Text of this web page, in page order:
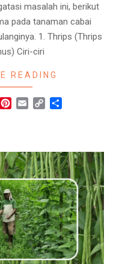
masalah ini, berikut
pada tanaman cabai
1. Thrips (Thrips
Ciri-ciri
READING
WhatsApp
Pinterest
Email Copy